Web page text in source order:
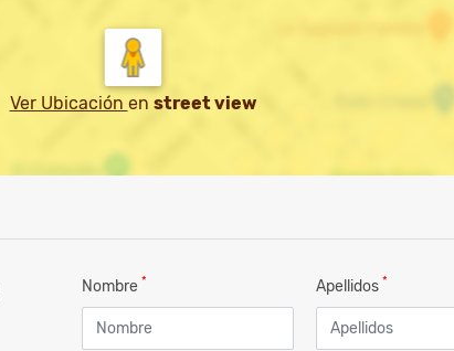
Ver Ubicación en street view
Nombre * Apellidos *